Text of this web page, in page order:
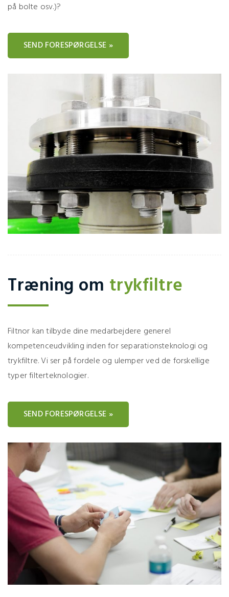
på bolte osv.)?
SEND FORESPØRGELSE »
Træning om trykfiltre
Filtnor kan tilbyde dine medarbejdere generel
kompetenceudvikling inden for separationsteknologi og
trykfiltre. Vi ser på fordele og ulemper ved de forskellige
typer filterteknologier.
SEND FORESPØRGELSE »